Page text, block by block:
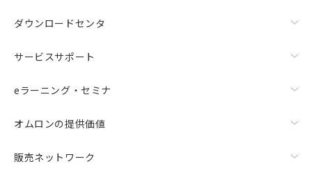
ダウンロードセンタ
サービスサポート
eラーニング・セミナ
オムロンの提供価値
販売ネットワーク